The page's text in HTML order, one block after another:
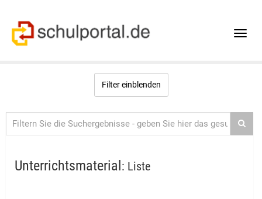
Toggle
Filter einblenden
Unterrichtsmaterial : Liste